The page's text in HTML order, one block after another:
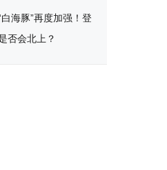
白海豚”再度加强！登
否会北上？